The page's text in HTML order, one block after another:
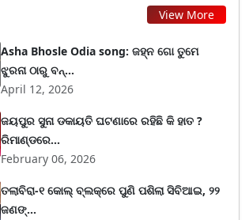
View More
Asha Bhosle Odia song: ଜହ୍ନ ଗୋ ତୁମେ
ଝୁରନା ଠାରୁ ବନ୍...
April 12, 2026
ଜୟପୁର ସୁନା ଡକାୟତି ଘଟଣାରେ ରହିଛି କି ହାତ ?
ରିମାଣ୍ଡରେ...
February 06, 2026
ତଲାବିରା-୧ କୋଲ୍ ବ୍ଲକ୍‌ରେ ପୁଣି ପଶିଲା ସିବିଆଇ, ୨୨
ଜଣଙ୍...